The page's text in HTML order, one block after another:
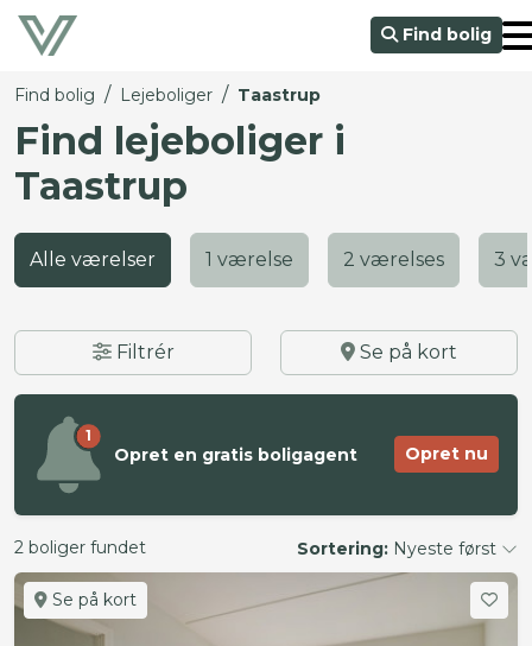
Find bolig
Find bolig / Lejeboliger / Taastrup
Find lejeboliger i
Taastrup
Alle værelser 1 værelse 2 værelses 3
Filtrér Se på kort
1
Opret en gratis boligagent Opret nu
2 boliger fundet Sortering: Nyeste først
Se på kort